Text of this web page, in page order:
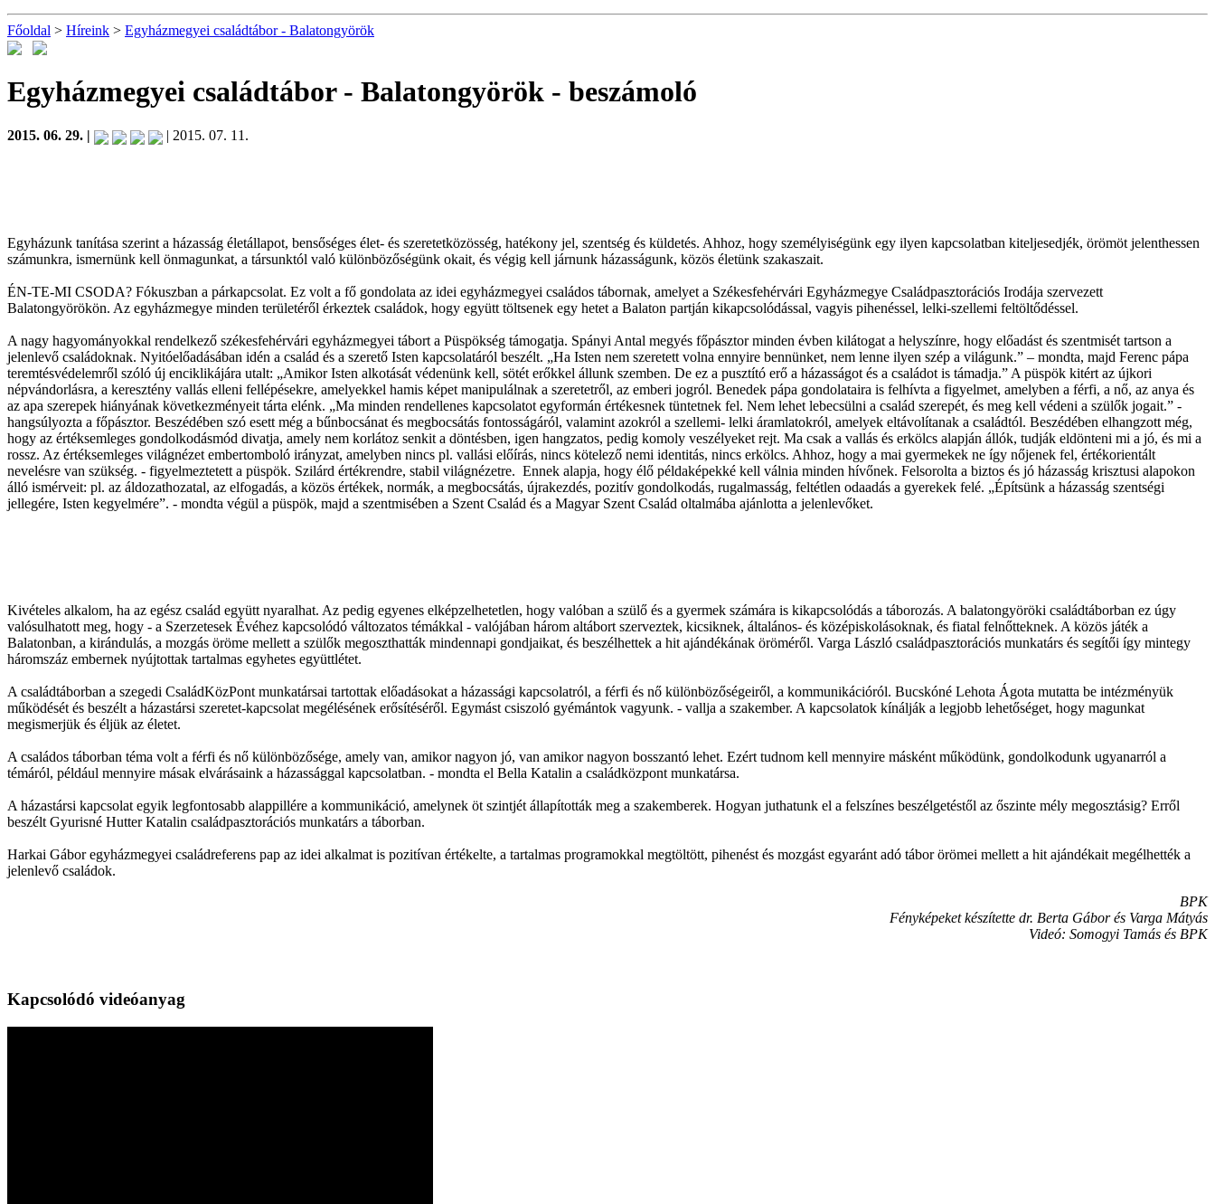
Főoldal > Híreink > Egyházmegyei családtábor - Balatongyörök
Egyházmegyei családtábor - Balatongyörök - beszámoló
2015. 06. 29. | | 2015. 07. 11.
Egyházunk tanítása szerint a házasság életállapot, bensőséges élet- és szeretetközösség, hatékony jel, szentség és küldetés. Ahhoz, hogy személyiségünk egy ilyen kapcsolatban kiteljesedjék, örömöt jelenthessen
számunkra, ismernünk kell önmagunkat, a társunktól való különbözőségünk okait, és végig kell járnunk házasságunk, közös életünk szakaszait.
ÉN-TE-MI CSODA? Fókuszban a párkapcsolat. Ez volt a fő gondolata az idei egyházmegyei családos tábornak, amelyet a Székesfehérvári Egyházmegye Családpasztorációs Irodája szervezett
Balatongyörökön. Az egyházmegye minden területéről érkeztek családok, hogy együtt töltsenek egy hetet a Balaton partján kikapcsolódással, vagyis pihenéssel, lelki-szellemi feltöltődéssel.
A nagy hagyományokkal rendelkező székesfehérvári egyházmegyei tábort a Püspökség támogatja. Spányi Antal megyés főpásztor minden évben kilátogat a helyszínre, hogy előadást és szentmisét tartson a
jelenlevő családoknak. Nyitóelőadásában idén a család és a szerető Isten kapcsolatáról beszélt. „Ha Isten nem szeretett volna ennyire bennünket, nem lenne ilyen szép a világunk.” – mondta, majd Ferenc pápa
teremtésvédelemről szóló új enciklikájára utalt: „Amikor Isten alkotását védenünk kell, sötét erőkkel állunk szemben. De ez a pusztító erő a házasságot és a családot is támadja.” A püspök kitért az újkori
népvándorlásra, a keresztény vallás elleni fellépésekre, amelyekkel hamis képet manipulálnak a szeretetről, az emberi jogról. Benedek pápa gondolataira is felhívta a figyelmet, amelyben a férfi, a nő, az anya és
az apa szerepek hiányának következményeit tárta elénk. „Ma minden rendellenes kapcsolatot egyformán értékesnek tüntetnek fel. Nem lehet lebecsülni a család szerepét, és meg kell védeni a szülők jogait.” -
hangsúlyozta a főpásztor. Beszédében szó esett még a bűnbocsánat és megbocsátás fontosságáról, valamint azokról a szellemi- lelki áramlatokról, amelyek eltávolítanak a családtól. Beszédében elhangzott még,
hogy az értéksemleges gondolkodásmód divatja, amely nem korlátoz senkit a döntésben, igen hangzatos, pedig komoly veszélyeket rejt. Ma csak a vallás és erkölcs alapján állók, tudják eldönteni mi a jó, és mi a
rossz. Az értéksemleges világnézet embertomboló irányzat, amelyben nincs pl. vallási előírás, nincs kötelező nemi identitás, nincs erkölcs. Ahhoz, hogy a mai gyermekek ne így nőjenek fel, értékorientált
nevelésre van szükség. - figyelmeztetett a püspök. Szilárd értékrendre, stabil világnézetre. Ennek alapja, hogy élő példaképekké kell válnia minden hívőnek. Felsorolta a biztos és jó házasság krisztusi alapokon
álló ismérveit: pl. az áldozathozatal, az elfogadás, a közös értékek, normák, a megbocsátás, újrakezdés, pozitív gondolkodás, rugalmasság, feltétlen odaadás a gyerekek felé. „Építsünk a házasság szentségi
jellegére, Isten kegyelmére”. - mondta végül a püspök, majd a szentmisében a Szent Család és a Magyar Szent Család oltalmába ajánlotta a jelenlevőket.
Kivételes alkalom, ha az egész család együtt nyaralhat. Az pedig egyenes elképzelhetetlen, hogy valóban a szülő és a gyermek számára is kikapcsolódás a táborozás. A balatongyöröki családtáborban ez úgy
valósulhatott meg, hogy - a Szerzetesek Évéhez kapcsolódó változatos témákkal - valójában három altábort szerveztek, kicsiknek, általános- és középiskolásoknak, és fiatal felnőtteknek. A közös játék a
Balatonban, a kirándulás, a mozgás öröme mellett a szülők megoszthatták mindennapi gondjaikat, és beszélhettek a hit ajándékának öröméről. Varga László családpasztorációs munkatárs és segítői így mintegy
háromszáz embernek nyújtottak tartalmas egyhetes együttlétet.
A családtáborban a szegedi CsaládKözPont munkatársai tartottak előadásokat a házassági kapcsolatról, a férfi és nő különbözőségeiről, a kommunikációról. Bucskóné Lehota Ágota mutatta be intézményük
működését és beszélt a házastársi szeretet-kapcsolat megélésének erősítéséről. Egymást csiszoló gyémántok vagyunk. - vallja a szakember. A kapcsolatok kínálják a legjobb lehetőséget, hogy magunkat
megismerjük és éljük az életet.
A családos táborban téma volt a férfi és nő különbözősége, amely van, amikor nagyon jó, van amikor nagyon bosszantó lehet. Ezért tudnom kell mennyire másként működünk, gondolkodunk ugyanarról a
témáról, például mennyire másak elvárásaink a házassággal kapcsolatban. - mondta el Bella Katalin a családközpont munkatársa.
A házastársi kapcsolat egyik legfontosabb alappillére a kommunikáció, amelynek öt szintjét állapították meg a szakemberek. Hogyan juthatunk el a felszínes beszélgetéstől az őszinte mély megosztásig? Erről
beszélt Gyurisné Hutter Katalin családpasztorációs munkatárs a táborban.
Harkai Gábor egyházmegyei családreferens pap az idei alkalmat is pozitívan értékelte, a tartalmas programokkal megtöltött, pihenést és mozgást egyaránt adó tábor örömei mellett a hit ajándékait megélhették a
jelenlevő családok.
BPK
Fényképeket készítette dr. Berta Gábor és Varga Mátyás
Videó: Somogyi Tamás és BPK
Kapcsolódó videóanyag